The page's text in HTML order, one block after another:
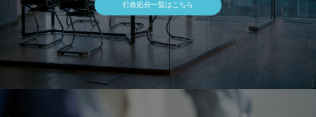
行政処分一覧はこちら